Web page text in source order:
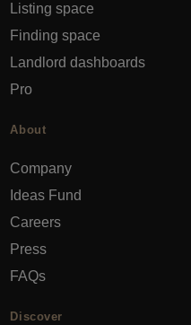
Listing space
Finding space
Landlord dashboards
Pro
About
Company
Ideas Fund
Careers
Press
FAQs
Discover